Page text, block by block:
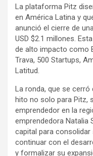
La plataforma Pitz
en América Latina y
anunció el cierre de
USD $2.1 millones.
de alto impacto como
Trava, 500 Startups,
Latitud.
La ronda, que se
hito no solo para Pitz,
emprendedor en la
emprendedora Natalia
capital para consolidar
continuar con el
y formalizar su